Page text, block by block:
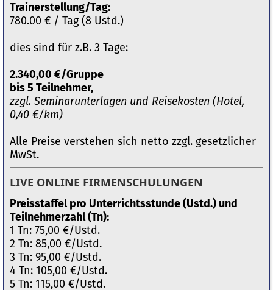
Trainerstellung/Tag:
780.00 € / Tag (8 Ustd.)
dies sind für z.B. 3 Tage:
2.340,00 €/Gruppe
bis 5 Teilnehmer,
zzgl. Seminarunterlagen und Reisekosten (Hotel,
0,40 €/km)
Alle Preise verstehen sich netto zzgl. gesetzlicher
MwSt.
LIVE ONLINE FIRMENSCHULUNGEN
Preisstaffel pro Unterrichtsstunde (Ustd.) und
Teilnehmerzahl (Tn):
1 Tn: 75,00 €/Ustd.
2 Tn: 85,00 €/Ustd.
3 Tn: 95,00 €/Ustd.
4 Tn: 105,00 €/Ustd.
5 Tn: 115,00 €/Ustd.